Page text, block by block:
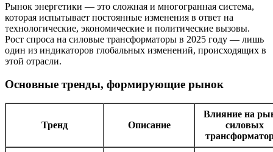
Рынок энергетики — это сложная и многогранная система,
которая испытывает постоянные изменения в ответ на
технологические, экономические и политические вызовы.
Рост спроса на силовые трансформаторы в 2025 году — лишь
один из индикаторов глобальных изменений, происходящих в
этой отрасли.
Основные тренды, формирующие рынок
Тренд Описание
Влияние на
силовых